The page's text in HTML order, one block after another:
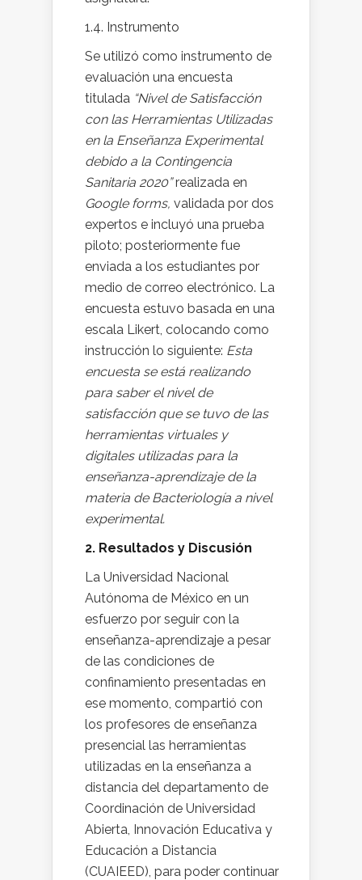
1.4. Instrumento
Se utilizó como instrumento de
evaluación una encuesta
titulada “Nivel de Satisfacción
con las Herramientas Utilizadas
en la Enseñanza Experimental
debido a la Contingencia
Sanitaria 2020”realizada en
Google forms, validada por dos
expertos e incluyó una prueba
piloto; posteriormente fue
enviada a los estudiantes por
medio de correo electrónico. La
encuesta estuvo basada en una
escala Likert, colocando como
instrucción lo siguiente: Esta
encuesta se está realizando
para saber el nivel de
satisfacción que se tuvo de las
herramientas virtuales y
digitales utilizadas para la
enseñanza-aprendizaje de la
materia de Bacteriología a nivel
experimental.
2. Resultados y Discusión
La Universidad Nacional
Autónoma de México en un
esfuerzo por seguir con la
enseñanza-aprendizaje a pesar
de las condiciones de
confinamiento presentadas en
ese momento, compartió con
los profesores de enseñanza
presencial las herramientas
utilizadas en la enseñanza a
distancia del departamento de
Coordinación de Universidad
Abierta, Innovación Educativa y
Educación a Distancia
(CUAIEED), para poder continuar